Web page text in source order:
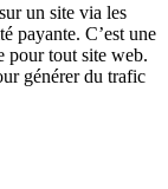
un site via les
payante. C’est une
pour tout site web.
générer du trafic